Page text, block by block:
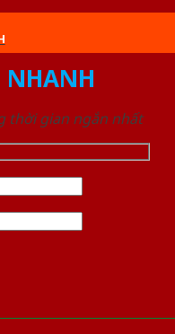
NHANH
thời gian ngắn nhất